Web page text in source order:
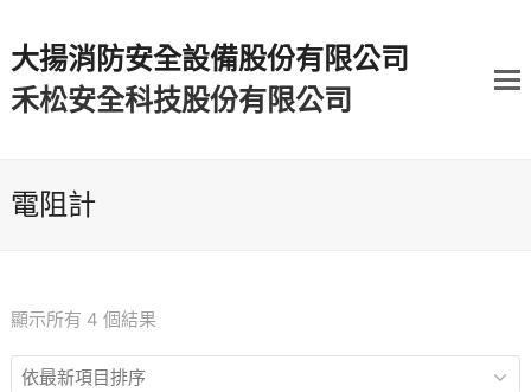
大揚消防安全設備股份有限公司
禾松安全科技股份有限公司
電阻計
顯示所有 4 個結果